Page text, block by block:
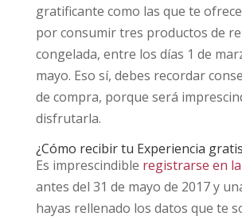
gratificante como las que te
por consumir tres productos de
congelada, entre los días 1 de
mayo. Eso sí, debes recordar
de compra, porque será
disfrutarla.
¿Cómo recibir tu Experiencia
Es imprescindible registrarse en
antes del 31 de mayo de 2017 y
hayas rellenado los datos que te